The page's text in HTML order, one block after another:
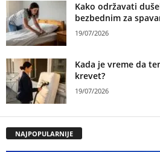
Kako održavati
bezbednim za
19/07/2026
Kada je vreme da
krevet?
19/07/2026
NAJPOPULARNIJE